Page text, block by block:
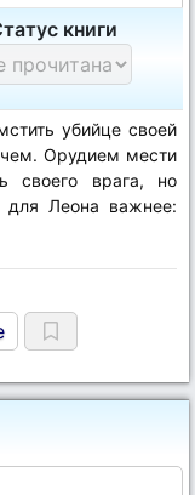
книги
убийце своей
чем. Орудием мести
своего врага, но
Леона важнее: